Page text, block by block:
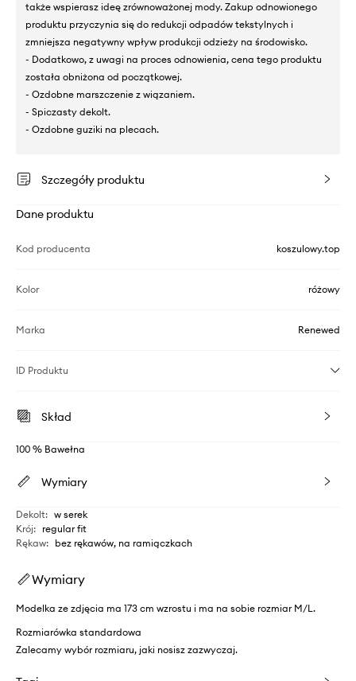
także wspierasz ideę zrównoważonej mody. Zakup odnowionego
produktu przyczynia się do redukcji odpadów tekstylnych i
zmniejsza negatywny wpływ produkcji odzieży na środowisko.
- Dodatkowo, z uwagi na proces odnowienia, cena tego produktu
została obniżona od początkowej.
- Ozdobne marszczenie z wiązaniem.
- Spiczasty dekolt.
- Ozdobne guziki na plecach.
Szczegóły produktu
Dane produktu
Kod producenta koszulowy.top
Kolor różowy
Marka Renewed
ID Produktu
Skład
100 % Bawełna
Wymiary
Dekolt: w serek
Krój: regular fit
Rękaw: bez rękawów, na ramiączkach
Wymiary
Modelka ze zdjęcia ma 173 cm wzrostu i ma na sobie rozmiar M/L.
Rozmiarówka standardowa
Zalecamy wybór rozmiaru, jaki nosisz zazwyczaj.